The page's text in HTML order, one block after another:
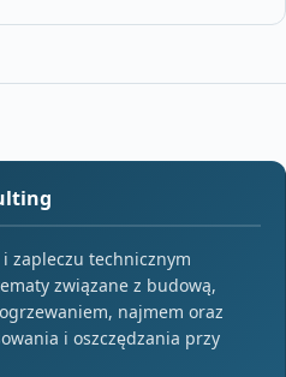
zapleczu technicznym
związane z budową,
najmem oraz
i oszczędzania przy